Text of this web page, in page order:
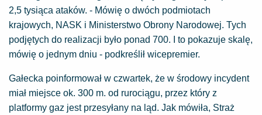
2,5 tysiąca ataków. - Mówię o dwóch podmiotach
krajowych, NASK i Ministerstwo Obrony Narodowej. Tych
podjętych do realizacji było ponad 700. I to pokazuje skalę,
mówię o jednym dniu - podkreślił wicepremier.
Gałecka poinformował w czwartek, że w środowy incydent
miał miejsce ok. 300 m. od rurociągu, przez który z
platformy gaz jest przesyłany na ląd. Jak mówiła, Straż